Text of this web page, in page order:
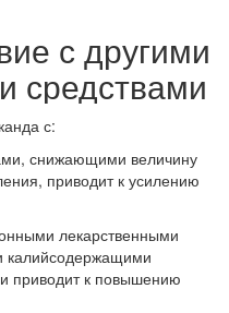
с другими
средствами
с:
снижающими величину
приводит к усилению
лекарственными
калийсодержащими
приводит к повышению